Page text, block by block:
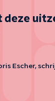
deze
Escher,